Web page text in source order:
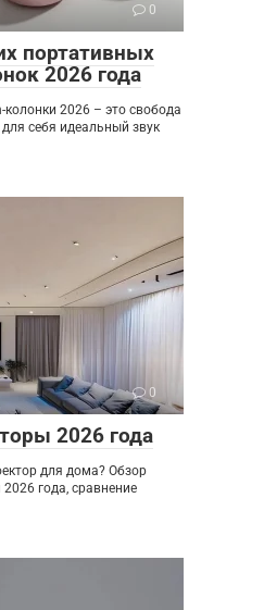
0
портативных
2026 года
2026 – это свобода
себя идеальный звук
0
2026 года
для дома? Обзор
года, сравнение